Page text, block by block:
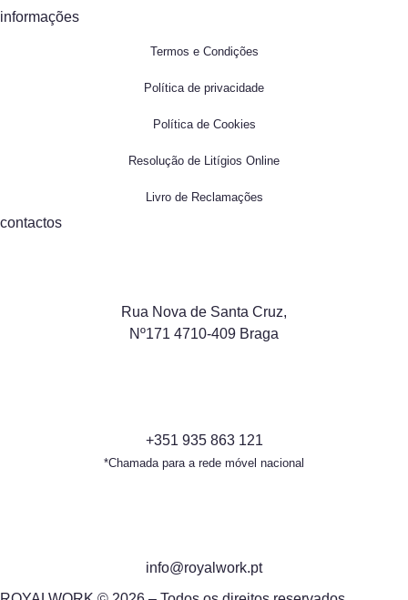
informações
Termos e Condições
Política de privacidade
Política de Cookies
Resolução de Litígios Online
Livro de Reclamações
contactos
Rua Nova de Santa Cruz,
Nº171 4710-409 Braga
+351 935 863 121
*Chamada para a rede móvel nacional
info@royalwork.pt